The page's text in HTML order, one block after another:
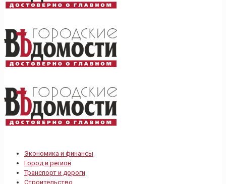
Экономика и финансы
Город и регион
Транспорт и дороги
Строительство